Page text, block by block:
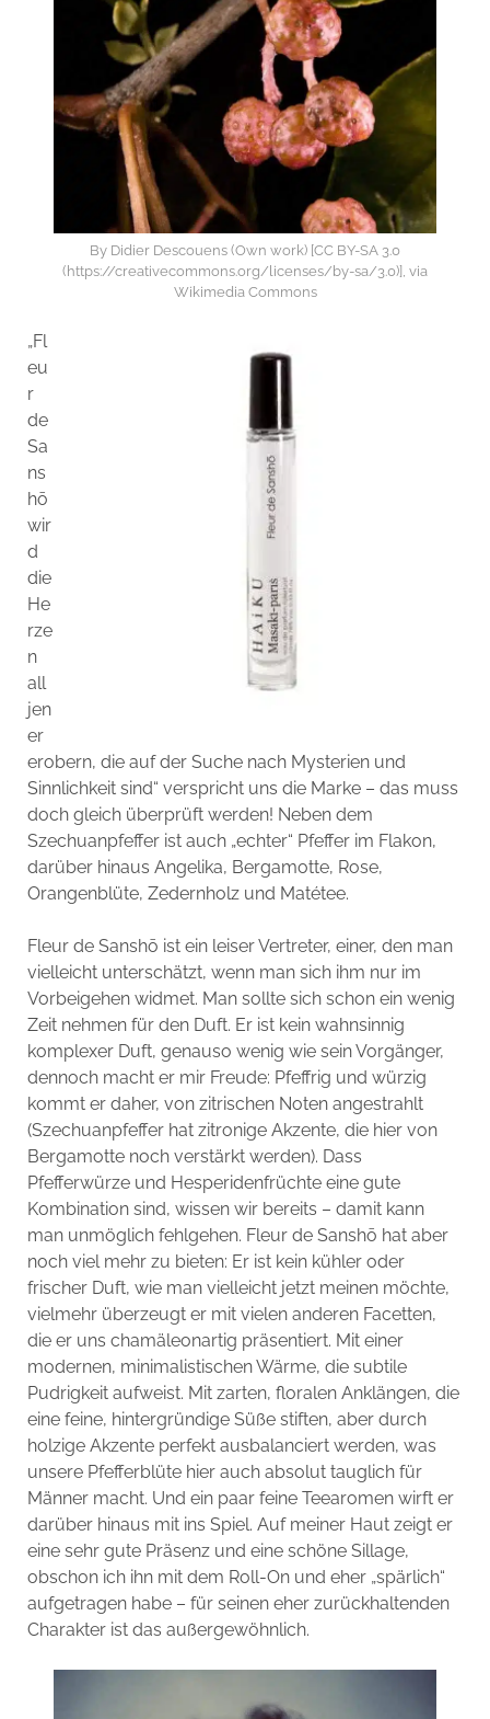
By Didier Descouens (Own work) [CC BY-SA 3.0
(https://creativecommons.org/licenses/by-sa/3.0)], via
Wikimedia Commons
„Fl
eu
r
de
Sa
ns
hō
wir
d
die
He
rze
n
all
jen
er
erobern, die auf der Suche nach Mysterien und
Sinnlichkeit sind“ verspricht uns die Marke – das muss
doch gleich überprüft werden! Neben dem
Szechuanpfeffer ist auch „echter“ Pfeffer im Flakon,
darüber hinaus Angelika, Bergamotte, Rose,
Orangenblüte, Zedernholz und Matétee.
Fleur de Sanshō ist ein leiser Vertreter, einer, den man
vielleicht unterschätzt, wenn man sich ihm nur im
Vorbeigehen widmet. Man sollte sich schon ein wenig
Zeit nehmen für den Duft. Er ist kein wahnsinnig
komplexer Duft, genauso wenig wie sein Vorgänger,
dennoch macht er mir Freude: Pfeffrig und würzig
kommt er daher, von zitrischen Noten angestrahlt
(Szechuanpfeffer hat zitronige Akzente, die hier von
Bergamotte noch verstärkt werden). Dass
Pfefferwürze und Hesperidenfrüchte eine gute
Kombination sind, wissen wir bereits – damit kann
man unmöglich fehlgehen. Fleur de Sanshō hat aber
noch viel mehr zu bieten: Er ist kein kühler oder
frischer Duft, wie man vielleicht jetzt meinen möchte,
vielmehr überzeugt er mit vielen anderen Facetten,
die er uns chamäleonartig präsentiert. Mit einer
modernen, minimalistischen Wärme, die subtile
Pudrigkeit aufweist. Mit zarten, floralen Anklängen, die
eine feine, hintergründige Süße stiften, aber durch
holzige Akzente perfekt ausbalanciert werden, was
unsere Pfefferblüte hier auch absolut tauglich für
Männer macht. Und ein paar feine Teearomen wirft er
darüber hinaus mit ins Spiel. Auf meiner Haut zeigt er
eine sehr gute Präsenz und eine schöne Sillage,
obschon ich ihn mit dem Roll-On und eher „spärlich“
aufgetragen habe – für seinen eher zurückhaltenden
Charakter ist das außergewöhnlich.